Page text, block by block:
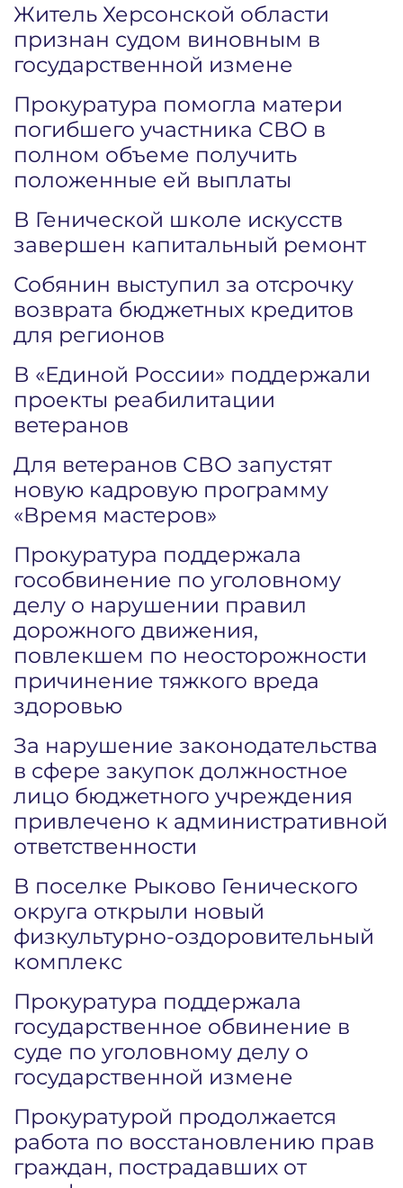
Житель Херсонской области
признан судом виновным в
государственной измене
Прокуратура помогла матери
погибшего участника СВО в
полном объеме получить
положенные ей выплаты
В Генической школе искусств
завершен капитальный ремонт
Собянин выступил за отсрочку
возврата бюджетных кредитов
для регионов
В «Единой России» поддержали
проекты реабилитации
ветеранов
Для ветеранов СВО запустят
новую кадровую программу
«Время мастеров»
Прокуратура поддержала
гособвинение по уголовному
делу о нарушении правил
дорожного движения,
повлекшем по неосторожности
причинение тяжкого вреда
здоровью
За нарушение законодательства
в сфере закупок должностное
лицо бюджетного учреждения
привлечено к административной
ответственности
В поселке Рыково Генического
округа открыли новый
физкультурно-оздоровительный
комплекс
Прокуратура поддержала
государственное обвинение в
суде по уголовному делу о
государственной измене
Прокуратурой продолжается
работа по восстановлению прав
граждан, пострадавших от